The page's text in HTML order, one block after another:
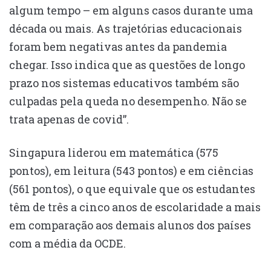
algum tempo – em alguns casos durante uma
década ou mais. As trajetórias educacionais
foram bem negativas antes da pandemia
chegar. Isso indica que as questões de longo
prazo nos sistemas educativos também são
culpadas pela queda no desempenho. Não se
trata apenas de covid”.
Singapura liderou em matemática (575
pontos), em leitura (543 pontos) e em ciências
(561 pontos), o que equivale que os estudantes
têm de três a cinco anos de escolaridade a mais
em comparação aos demais alunos dos países
com a média da OCDE.